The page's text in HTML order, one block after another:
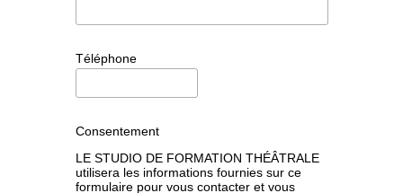
Téléphone
Consentement
LE STUDIO DE FORMATION THÉÂTRALE
utilisera les informations fournies sur ce
formulaire pour vous contacter et vous